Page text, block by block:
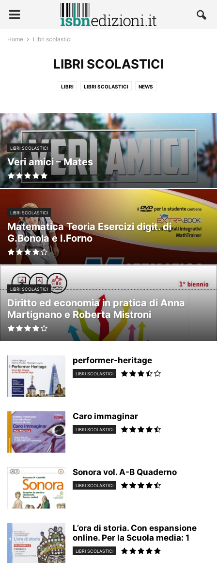
Home Libri scolastici
LIBRI SCOLASTICI
LIBRI LIBRI SCOLASTICI NEWS
LIBRI SCOLASTICI
Veri amici – Mates
LIBRI SCOLASTICI
Matematica Teoria Esercizi digit. di
G.Bonola e I.Forno
LIBRI SCOLASTICI
Diritto ed economia in pratica di Anna
Martignano e Roberta Mistroni
performer-heritage
LIBRI SCOLASTICI
Caro immaginar
LIBRI SCOLASTICI
Sonora vol. A-B Quaderno
LIBRI SCOLASTICI
L’ora di storia. Con espansione
online. Per la Scuola media: 1
LIBRI SCOLASTICI